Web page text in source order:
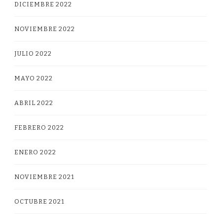
DICIEMBRE 2022
NOVIEMBRE 2022
JULIO 2022
MAYO 2022
ABRIL 2022
FEBRERO 2022
ENERO 2022
NOVIEMBRE 2021
OCTUBRE 2021